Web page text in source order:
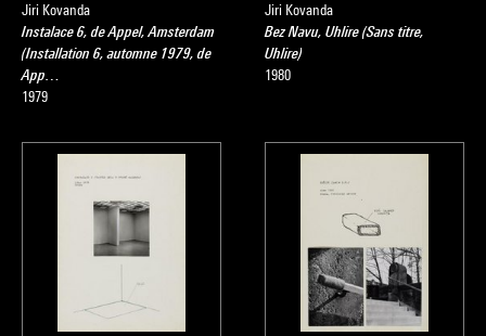
Jiri Kovanda
Instalace 6, de Appel, Amsterdam
(Installation 6, automne 1979, de
App…
1979
Jiri Kovanda
Bez Navu, Uhlire (Sans titre,
Uhlire)
1980